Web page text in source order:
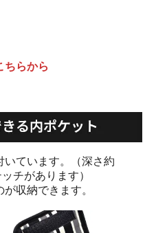
ちらから
いています。（深さ約
チがあります）
収納できます。